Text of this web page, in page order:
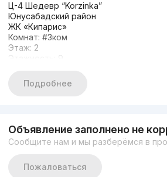
Ц-4 Шедевр “Korzinka”
Юнусабадский район
ЖК «Кипарис»
Комнат: #3ком
Этаж: 2
Этажность: 9
Состояние: Коробка
Закрытый двор
Подробнее
Объявление заполнено не
Сообщите нам и мы разберёмся в
Пожаловаться